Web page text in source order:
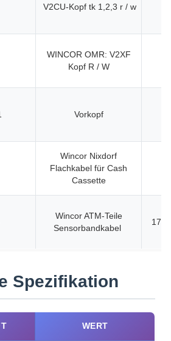
V2CU-Kopf tk 1,2,3 r / w
WINCOR OMR: V2XF
Kopf R / W
Vorkopf
Wincor Nixdorf
Flachkabel für Cash
Cassette
Wincor ATM-Teile
Sensorbandkabel
Spezifikation
WERT